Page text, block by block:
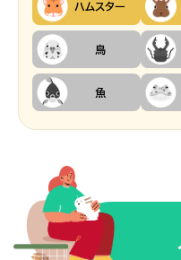
ハムスター
鳥
魚